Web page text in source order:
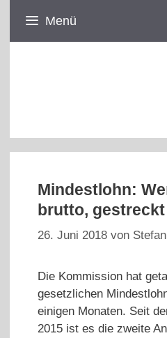
Menü
Mindestlohn:
brutto, gestreckt
26. Juni 2018 von
Die Kommission hat
gesetzlichen
einigen Monaten. Seit
2015 ist es die zweite